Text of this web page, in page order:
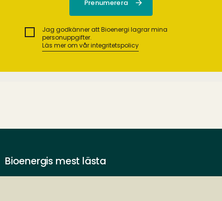
Jag godkänner att Bioenergi lagrar mina
personuppgifter.
Läs mer om vår integritetspolicy
Bioenergis mest lästa